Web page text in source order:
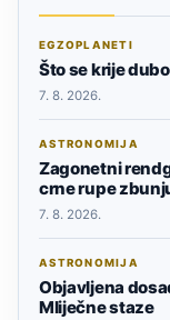
EGZOPLANETI
Što se krije
7. 8. 2026.
ASTRONOMIJA
Zagonetni
crne rupe
7. 8. 2026.
ASTRONOMIJA
Objavljena
Mliječne staze